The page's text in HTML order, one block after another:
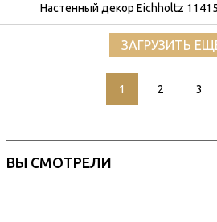
Настенный декор Eichholtz
ЗАГРУЗИТЬ
1 2 3
ВЫ СМОТРЕЛИ